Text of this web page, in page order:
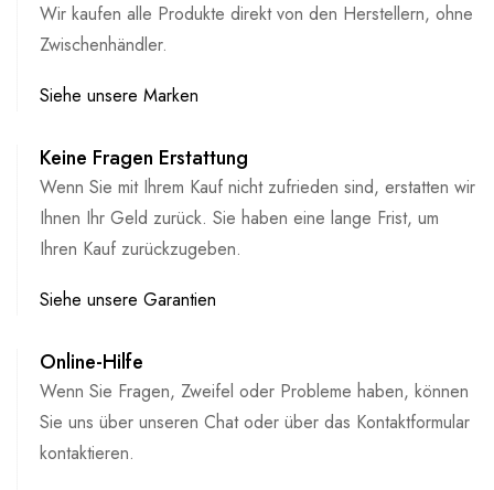
Wir kaufen alle Produkte direkt von den Herstellern, ohne
Zwischenhändler.
Siehe unsere Marken
Keine Fragen Erstattung
Wenn Sie mit Ihrem Kauf nicht zufrieden sind, erstatten wir
Ihnen Ihr Geld zurück. Sie haben eine lange Frist, um
Ihren Kauf zurückzugeben.
Siehe unsere Garantien
Online-Hilfe
Wenn Sie Fragen, Zweifel oder Probleme haben, können
Sie uns über unseren Chat oder über das Kontaktformular
kontaktieren.